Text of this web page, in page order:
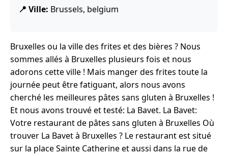
📍 Ville: Brussels, belgium
Bruxelles ou la ville des frites et des bières ? Nous
sommes allés à Bruxelles plusieurs fois et nous
adorons cette ville ! Mais manger des frites toute la
journée peut être fatiguant, alors nous avons
cherché les meilleures pâtes sans gluten à Bruxelles !
Et nous avons trouvé et testé: La Bavet. La Bavet:
Votre restaurant de pâtes sans gluten à Bruxelles Où
trouver La Bavet à Bruxelles ? Le restaurant est situé
sur la place Sainte Catherine et aussi dans la rue de